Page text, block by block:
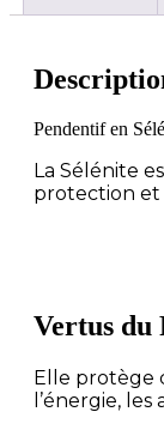
Pendentif en
La Sélénite
protection et
Vertus du
Elle protège
l’énergie,